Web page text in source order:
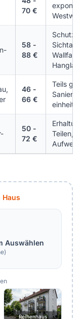
70 €
58 -
88 €
Hanglage
46 -
66 €
Teils
50 -
72 €
Teilen,
Haus
Auswählen
Reihenhaus